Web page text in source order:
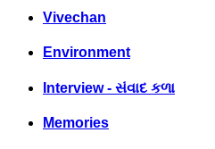
Vivechan
Environment
Interview - સંવાદ કળા
Memories